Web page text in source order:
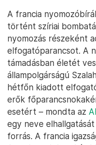
A francia
történt szíriai
nyomozás részeként
elfogatóparancsot. A
támadásban életét
állampolgárságú
hétfőn kiadott
erők
esetért – mondta az
egy neve
forrás. A francia